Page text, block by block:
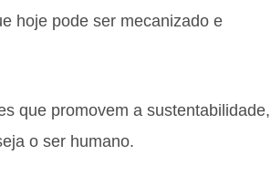
hoje pode ser mecanizado e
que promovem a sustentabilidade,
o ser humano.